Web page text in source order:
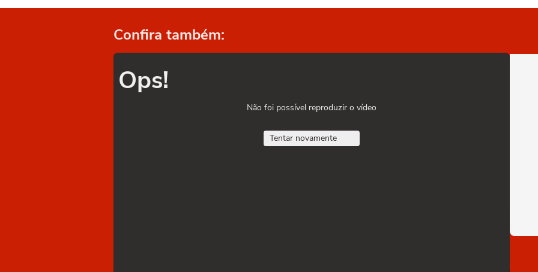
Confira também:
Ops!
Não foi possível reproduzir o vídeo
Tentar novamente